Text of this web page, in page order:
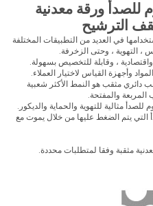
للصدأ ورقة معدنية
الترشيح
في العديد من التطبيقات المختلفة
التهوية ، وحتى الزخرفة.
، وقابلة للتخصيص بسهولة.
وأجهزة القياس لاختيار العملاء.
دائري مثقب هو النمط الأكثر شعبية
المربعة والمفتحة.
للصدأ مثالية للتهوية والحماية والديكور.
التي يتم الضغط عليها من خلال يموت مع
مثقبة وفقا لمتطلبات محددة.